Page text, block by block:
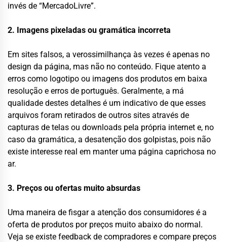
invés de “MercadoLivre”.
2. Imagens pixeladas ou gramática incorreta
Em sites falsos, a verossimilhança às vezes é apenas no
design da página, mas não no conteúdo. Fique atento a
erros como logotipo ou imagens dos produtos em baixa
resolução e erros de português. Geralmente, a má
qualidade destes detalhes é um indicativo de que esses
arquivos foram retirados de outros sites através de
capturas de telas ou downloads pela própria internet e, no
caso da gramática, a desatenção dos golpistas, pois não
existe interesse real em manter uma página caprichosa no
ar.
3. Preços ou ofertas muito absurdas
Uma maneira de fisgar a atenção dos consumidores é a
oferta de produtos por preços muito abaixo do normal.
Veja se existe feedback de compradores e compare preços